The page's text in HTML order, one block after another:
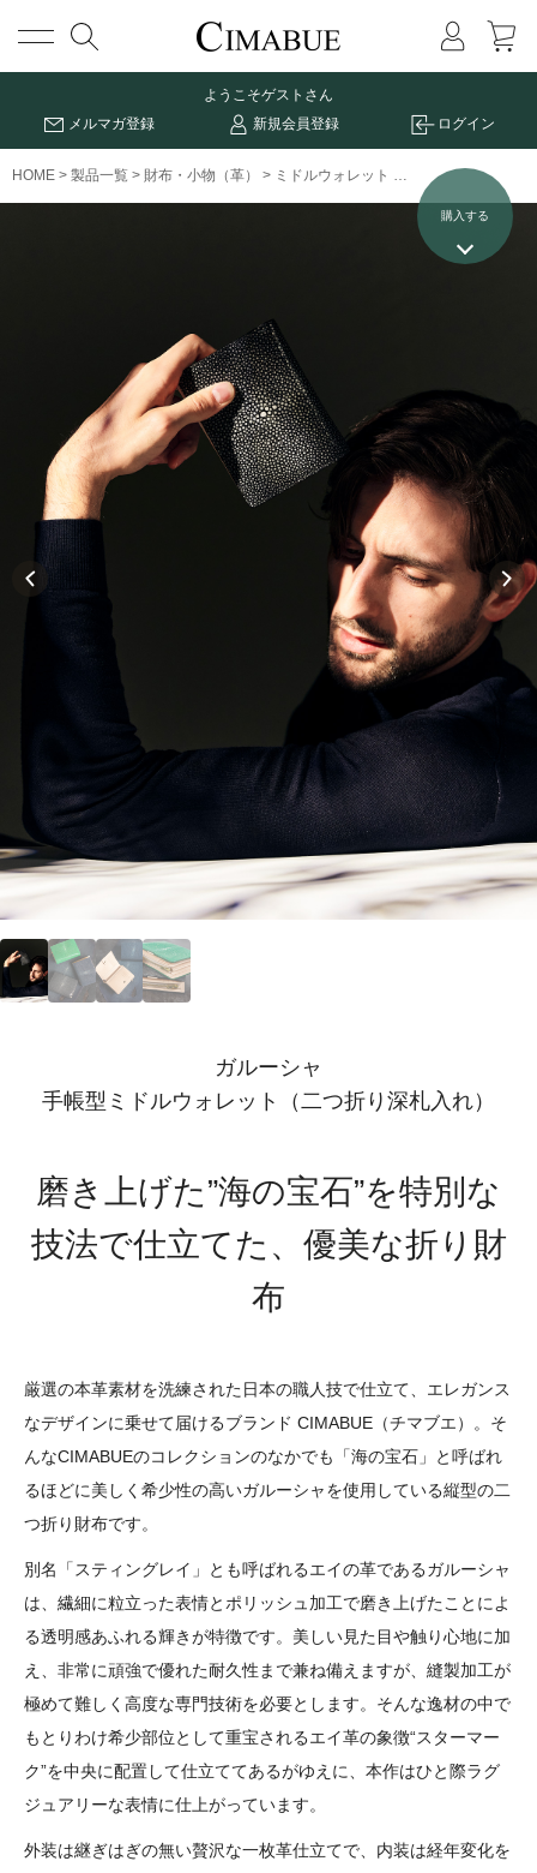
メニュー
ようこそゲストさん
メルマガ登録
新規会員登録 ログイン
HOME 製品一覧 財布・小物（革） ミドルウォレット ガルーシャ手帳型
購入する
ガルーシャ
手帳型ミドルウォレット（二つ折り深札入れ）
磨き上げた”海の宝石”を特別な
技法で仕立てた、優美な折り財
布
厳選の本革素材を洗練された日本の職人技で仕立て、エレガンス
なデザインに乗せて届けるブランド CIMABUE（チマブエ）。そ
んなCIMABUEのコレクションのなかでも「海の宝石」と呼ばれ
るほどに美しく希少性の高いガルーシャを使用している縦型の二
つ折り財布です。
別名「スティングレイ」とも呼ばれるエイの革であるガルーシャ
は、繊細に粒立った表情とポリッシュ加工で磨き上げたことによ
る透明感あふれる輝きが特徴です。美しい見た目や触り心地に加
え、非常に頑強で優れた耐久性まで兼ね備えますが、縫製加工が
極めて難しく高度な専門技術を必要とします。そんな逸材の中で
もとりわけ希少部位として重宝されるエイ革の象徴“スターマー
ク”を中央に配置して仕立ててあるがゆえに、本作はひと際ラグ
ジュアリーな表情に仕上がっています。
外装は継ぎはぎの無い贅沢な一枚革仕立てで、内装は経年変化を